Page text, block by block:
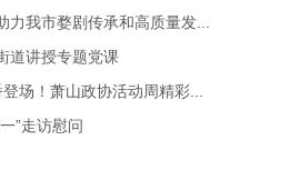
力我市婺剧传承和高质量发...
道讲授专题党课
场！萧山政协活动周精彩...
”走访慰问